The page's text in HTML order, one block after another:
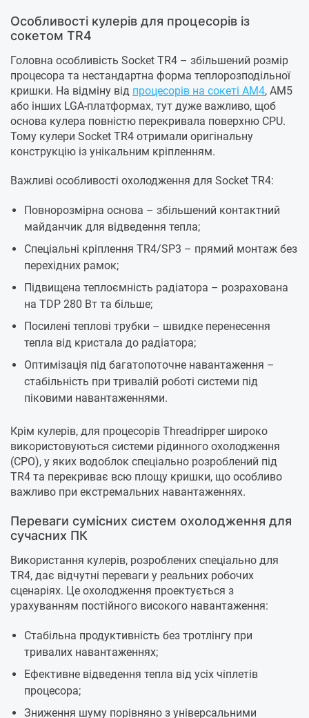
Особливості кулерів для процесорів із
сокетом TR4
Головна особливість Socket TR4 – збільшений розмір
процесора та нестандартна форма теплорозподільної
кришки. На відміну від процесорів на сокеті AM4, AM5
або інших LGA-платформах, тут дуже важливо, щоб
основа кулера повністю перекривала поверхню CPU.
Тому кулери Socket TR4 отримали оригінальну
конструкцію із унікальним кріпленням.
Важливі особливості охолодження для Socket TR4:
Повнорозмірна основа – збільшений контактний
майданчик для відведення тепла;
Спеціальні кріплення TR4/SP3 – прямий монтаж без
перехідних рамок;
Підвищена теплоємність радіатора – розрахована
на TDP 280 Вт та більше;
Посилені теплові трубки – швидке перенесення
тепла від кристала до радіатора;
Оптимізація під багатопоточне навантаження –
стабільність при тривалій роботі системи під
піковими навантаженнями.
Крім кулерів, для процесорів Threadripper широко
використовуються системи рідинного охолодження
(СРО), у яких водоблок спеціально розроблений під
TR4 та перекриває всю площу кришки, що особливо
важливо при екстремальних навантаженнях.
Переваги сумісних систем охолодження для
сучасних ПК
Використання кулерів, розроблених спеціально для
TR4, дає відчутні переваги у реальних робочих
сценаріях. Це охолодження проектується з
урахуванням постійного високого навантаження:
Стабільна продуктивність без тротлінгу при
тривалих навантаженнях;
Ефективне відведення тепла від усіх чіплетів
процесора;
Зниження шуму порівняно з універсальними